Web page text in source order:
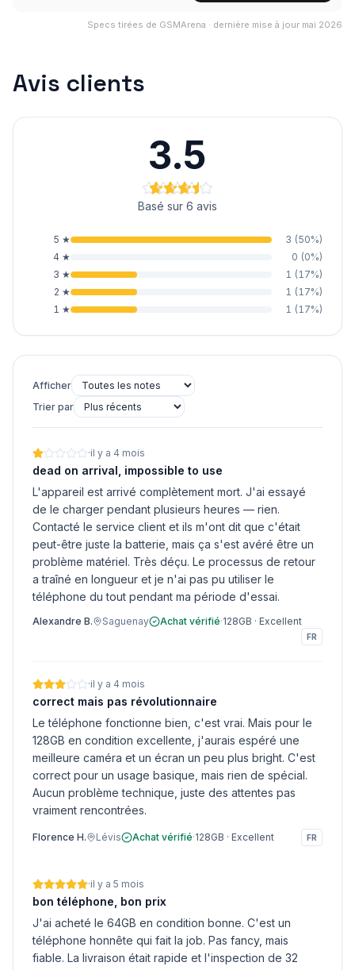
Specs tirées de GSMArena · dernière mise à jour mai 2026
Avis clients
3.5
Basé sur 6 avis
5 ★ 3 (50%)
4 ★ 0 (0%)
3 ★ 1 (17%)
2 ★ 1 (17%)
1 ★ 1 (17%)
Afficher
Trier par
·il y a 4 mois
dead on arrival, impossible to use
L'appareil est arrivé complètement mort. J'ai essayé
de le charger pendant plusieurs heures — rien.
Contacté le service client et ils m'ont dit que c'était
peut-être juste la batterie, mais ça s'est avéré être un
problème matériel. Très déçu. Le processus de retour
a traîné en longueur et je n'ai pas pu utiliser le
téléphone du tout pendant ma période d'essai.
Alexandre B. Saguenay Achat vérifié·128GB · Excellent
FR
·il y a 4 mois
correct mais pas révolutionnaire
Le téléphone fonctionne bien, c'est vrai. Mais pour le
128GB en condition excellente, j'aurais espéré une
meilleure caméra et un écran un peu plus bright. C'est
correct pour un usage basique, mais rien de spécial.
Aucun problème technique, juste des attentes pas
vraiment rencontrées.
Florence H. Lévis Achat vérifié·128GB · Excellent FR
·il y a 5 mois
bon téléphone, bon prix
J'ai acheté le 64GB en condition bonne. C'est un
téléphone honnête qui fait la job. Pas fancy, mais
fiable. La livraison était rapide et l'inspection de 32